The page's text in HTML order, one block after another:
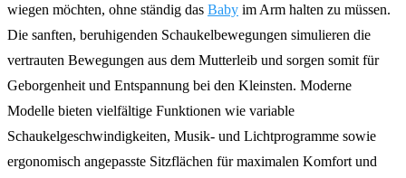
wiegen möchten, ohne ständig das Baby im Arm halten zu müssen.
Die sanften, beruhigenden Schaukelbewegungen simulieren die
vertrauten Bewegungen aus dem Mutterleib und sorgen somit für
Geborgenheit und Entspannung bei den Kleinsten. Moderne
Modelle bieten vielfältige Funktionen wie variable
Schaukelgeschwindigkeiten, Musik- und Lichtprogramme sowie
ergonomisch angepasste Sitzflächen für maximalen Komfort und